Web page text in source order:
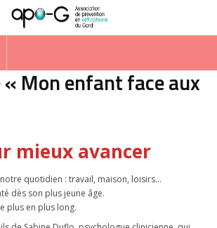
Mon enfant face aux
mieux avancer
quotidien : travail, maison, loisirs…
dès son plus jeune âge.
plus en plus long.